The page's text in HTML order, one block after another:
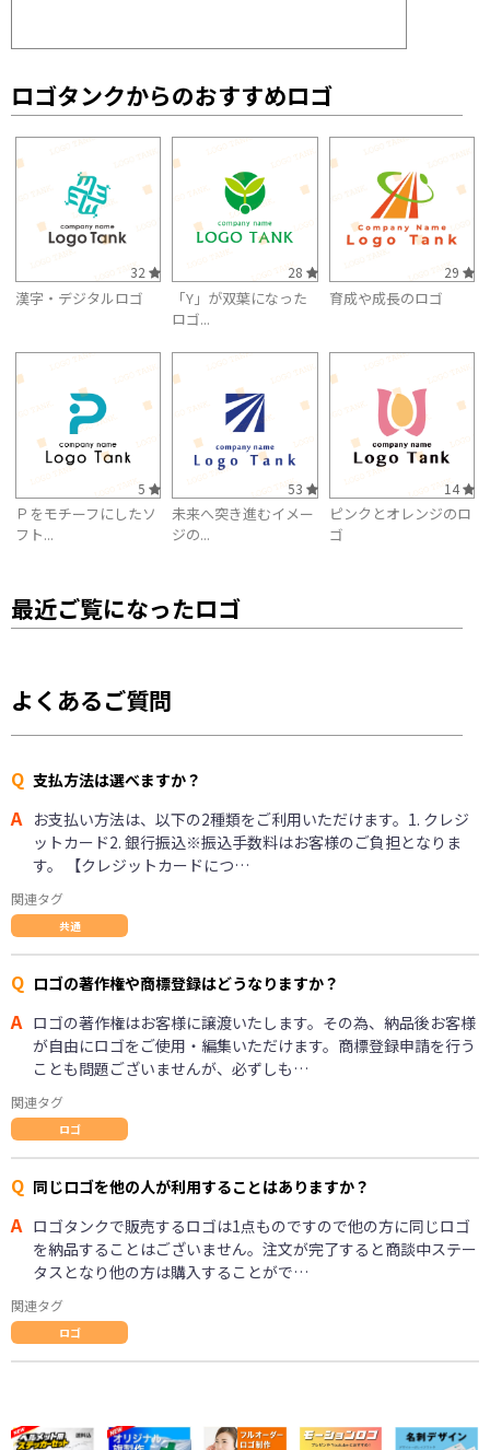
ロゴタンクからのおすすめロゴ
32
漢字・デジタルロゴ
28
「Y」が双葉になった
ロゴ...
29
育成や成長のロゴ
5
Ｐをモチーフにしたソ
フト...
53
未来へ突き進むイメー
ジの...
14
ピンクとオレンジのロ
ゴ
最近ご覧になったロゴ
よくあるご質問
Q 支払方法は選べますか？
A お支払い方法は、以下の2種類をご利用いただけます。1. クレジ
ットカード2. 銀行振込※振込手数料はお客様のご負担となりま
す。 【クレジットカードにつ…
関連タグ
共通
Q ロゴの著作権や商標登録はどうなりますか？
A ロゴの著作権はお客様に譲渡いたします。その為、納品後お客様
が自由にロゴをご使用・編集いただけます。商標登録申請を行う
ことも問題ございませんが、必ずしも…
関連タグ
ロゴ
Q 同じロゴを他の人が利用することはありますか？
A ロゴタンクで販売するロゴは1点ものですので他の方に同じロゴ
を納品することはございません。注文が完了すると商談中ステー
タスとなり他の方は購入することがで…
関連タグ
ロゴ